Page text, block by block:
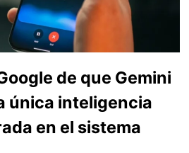
de que Gemini
única inteligencia
en el sistema